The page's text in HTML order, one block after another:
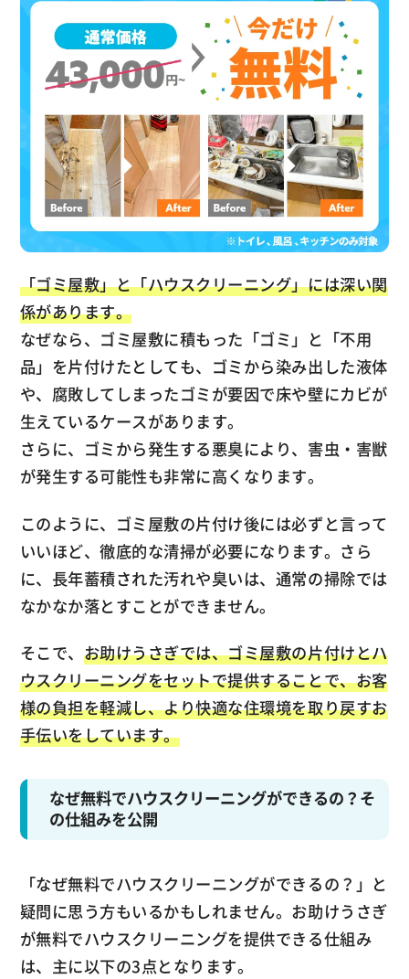
「ゴミ屋敷」と「ハウスクリーニング」には深い関
係があります。
なぜなら、ゴミ屋敷に積もった「ゴミ」と「不用
品」を片付けたとしても、ゴミから染み出した液体
や、腐敗してしまったゴミが要因で床や壁にカビが
生えているケースがあります。
さらに、ゴミから発生する悪臭により、害虫・害獣
が発生する可能性も非常に高くなります。
このように、ゴミ屋敷の片付け後には必ずと言って
いいほど、徹底的な清掃が必要になります。さら
に、長年蓄積された汚れや臭いは、通常の掃除では
なかなか落とすことができません。
そこで、 お助けうさぎでは、ゴミ屋敷の片付けとハ
ウスクリーニングをセットで提供することで、お客
様の負担を軽減し、より快適な住環境を取り戻すお
手伝いをしています。
なぜ無料でハウスクリーニングができるの？そ
の仕組みを公開
「なぜ無料でハウスクリーニングができるの？」と
疑問に思う方もいるかもしれません。お助けうさぎ
が無料でハウスクリーニングを提供できる仕組み
は、主に以下の3点となります。